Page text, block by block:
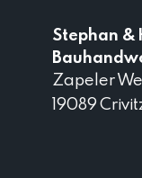
Stephan &
Zapeler
19089